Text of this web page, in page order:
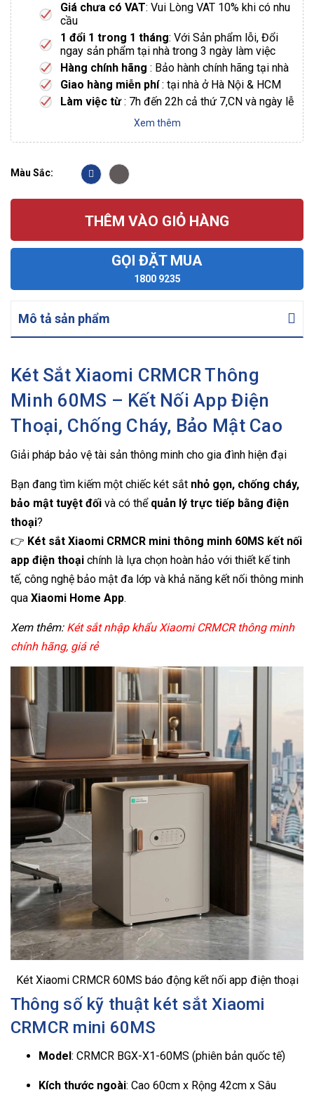
Giá chưa có VAT: Vui Lòng VAT 10% khi có nhu
cầu
1 đổi 1 trong 1 tháng: Với Sản phẩm lỗi, Đổi
ngay sản phẩm tại nhà trong 3 ngày làm việc
Hàng chính hãng : Bảo hành chính hãng tại nhà
Giao hàng miễn phí: tại nhà ở Hà Nội & HCM
Làm việc từ: 7h đến 22h cả thứ 7,CN và ngày lễ
Xem thêm
Màu Sắc:
THÊM VÀO GIỎ HÀNG
GỌI ĐẶT MUA
1800 9235
Mô tả sản phẩm
Két Sắt Xiaomi CRMCR Thông
Minh 60MS – Kết Nối App Điện
Thoại, Chống Cháy, Bảo Mật Cao
Giải pháp bảo vệ tài sản thông minh cho gia đình hiện đại
Bạn đang tìm kiếm một chiếc két sắt nhỏ gọn, chống cháy,
bảo mật tuyệt đối và có thể quản lý trực tiếp bằng điện
thoại?
👉 Két sắt Xiaomi CRMCR mini thông minh 60MS kết nối
app điện thoại chính là lựa chọn hoàn hảo với thiết kế tinh
tế, công nghệ bảo mật đa lớp và khả năng kết nối thông minh
qua Xiaomi Home App.
Xem thêm: Két sắt nhập khẩu Xiaomi CRMCR thông minh
chính hãng, giá rẻ
Két Xiaomi CRMCR 60MS báo động kết nối app điện thoại
Thông số kỹ thuật két sắt Xiaomi
CRMCR mini 60MS
Model : CRMCR BGX-X1-60MS (phiên bản quốc tế)
Kích thước ngoài: Cao 60cm x Rộng 42cm x Sâu